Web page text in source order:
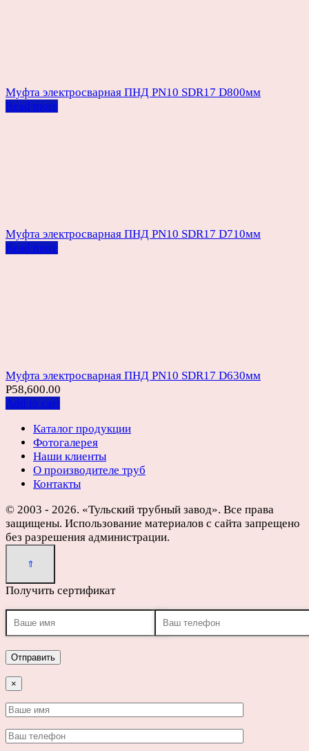
Муфта электросварная ПНД PN10 SDR17 D800мм
Read more
Муфта электросварная ПНД PN10 SDR17 D710мм
Read more
Муфта электросварная ПНД PN10 SDR17 D630мм
Р58,600.00
Add to cart
Каталог продукции
Фотогалерея
Наши клиенты
О производителе труб
Контакты
© 2003 - 2026. «Тульский трубный завод». Все права
защищены. Использование материалов с сайта запрещено
без разрешения администрации.
Получить сертификат
×